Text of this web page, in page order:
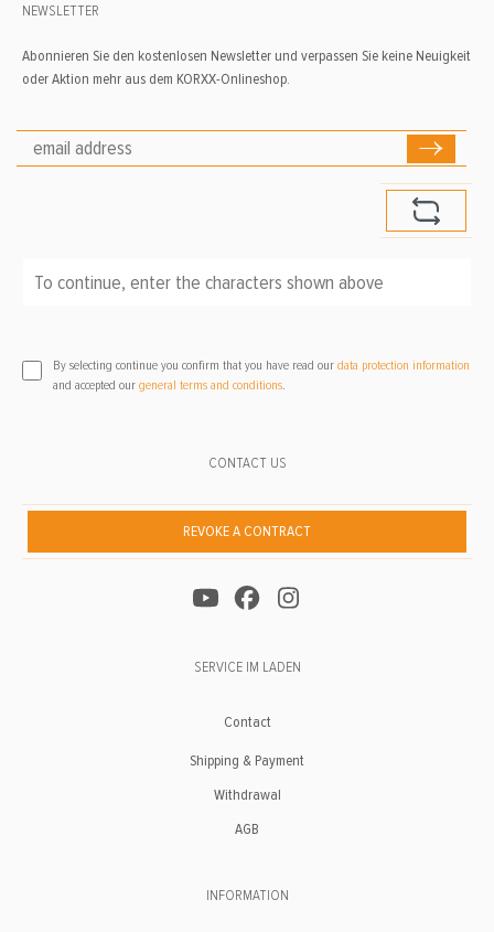
CONTACT US
REVOKE A CONTRACT
SERVICE IM LADEN
Contact
Shipping & Payment
Withdrawal
AGB
INFORMATION
NEWSLETTER
Abonnieren Sie den kostenlosen Newsletter und verpassen Sie keine Neuigkeit
oder Aktion mehr aus dem KORXX-Onlineshop.
By selecting continue you confirm that you have read our data protection information
and accepted our general terms and conditions.